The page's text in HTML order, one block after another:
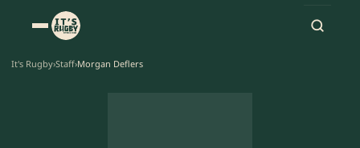
It's Rugby›Staff›Morgan Deflers